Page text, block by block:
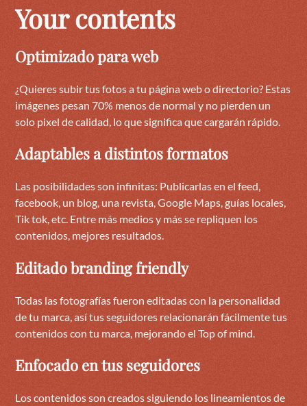
Your contents
Optimizado para web
¿Quieres subir tus fotos a tu página web o directorio? Estas
imágenes pesan 70% menos de normal y no pierden un
solo pixel de calidad, lo que significa que cargarán rápido.
Adaptables a distintos formatos
Las posibilidades son infinitas: Publicarlas en el feed,
facebook, un blog, una revista, Google Maps, guías locales,
Tik tok, etc. Entre más medios y más se repliquen los
contenidos, mejores resultados.
Editado branding friendly
Todas las fotografías fueron editadas con la personalidad
de tu marca, así tus seguidores relacionarán fácilmente tus
contenidos con tu marca, mejorando el Top of mind.
Enfocado en tus seguidores
Los contenidos son creados siguiendo los lineamientos de